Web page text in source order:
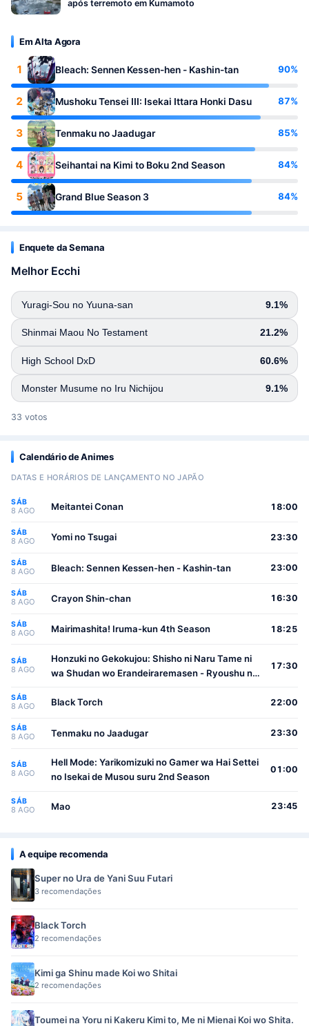
após terremoto em Kumamoto
Em Alta Agora
1 Bleach: Sennen Kessen-hen - Kashin-tan 90%
2 Mushoku Tensei III: Isekai Ittara Honki Dasu 87%
3 Tenmaku no Jaadugar 85%
4 Seihantai na Kimi to Boku 2nd Season 84%
5 Grand Blue Season 3 84%
Enquete da Semana
Melhor Ecchi
Yuragi-Sou no Yuuna-san 9.1%
Shinmai Maou No Testament 21.2%
High School DxD 60.6%
Monster Musume no Iru Nichijou 9.1%
33 votos
Calendário de Animes
DATAS E HORÁRIOS DE LANÇAMENTO NO JAPÃO
SÁB
8 AGO Meitantei Conan 18:00
SÁB
8 AGO Yomi no Tsugai 23:30
SÁB
8 AGO Bleach: Sennen Kessen-hen - Kashin-tan 23:00
SÁB
8 AGO Crayon Shin-chan 16:30
SÁB
8 AGO Mairimashita! Iruma-kun 4th Season 18:25
SÁB
8 AGO
Honzuki no Gekokujou: Shisho ni Naru Tame ni
wa Shudan wo Erandeiraremasen - Ryoushu no
17:30
SÁB
8 AGO Black Torch 22:00
SÁB
8 AGO Tenmaku no Jaadugar 23:30
SÁB
8 AGO
Hell Mode: Yarikomizuki no Gamer wa Hai Settei
no Isekai de Musou suru 2nd Season
01:00
SÁB
8 AGO Mao 23:45
A equipe recomenda
Super no Ura de Yani Suu Futari
3 recomendações
Black Torch
2 recomendações
Kimi ga Shinu made Koi wo Shitai
2 recomendações
Toumei na Yoru ni Kakeru Kimi to, Me ni Mienai Koi wo Shita.